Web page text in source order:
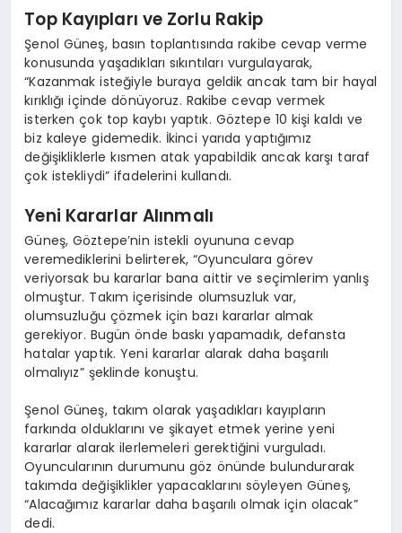
Top Kayıpları ve Zorlu Rakip
Şenol Güneş, basın toplantısında rakibe cevap verme
konusunda yaşadıkları sıkıntıları vurgulayarak,
“Kazanmak isteğiyle buraya geldik ancak tam bir hayal
kırıklığı içinde dönüyoruz. Rakibe cevap vermek
isterken çok top kaybı yaptık. Göztepe 10 kişi kaldı ve
biz kaleye gidemedik. İkinci yarıda yaptığımız
değişikliklerle kısmen atak yapabildik ancak karşı taraf
çok istekliydi” ifadelerini kullandı.
Yeni Kararlar Alınmalı
Güneş, Göztepe’nin istekli oyununa cevap
veremediklerini belirterek, “Oyunculara görev
veriyorsak bu kararlar bana aittir ve seçimlerim yanlış
olmuştur. Takım içerisinde olumsuzluk var,
olumsuzluğu çözmek için bazı kararlar almak
gerekiyor. Bugün önde baskı yapamadık, defansta
hatalar yaptık. Yeni kararlar alarak daha başarılı
olmalıyız” şeklinde konuştu.
Şenol Güneş, takım olarak yaşadıkları kayıpların
farkında olduklarını ve şikayet etmek yerine yeni
kararlar alarak ilerlemeleri gerektiğini vurguladı.
Oyuncularının durumunu göz önünde bulundurarak
takımda değişiklikler yapacaklarını söyleyen Güneş,
“Alacağımız kararlar daha başarılı olmak için olacak”
dedi.